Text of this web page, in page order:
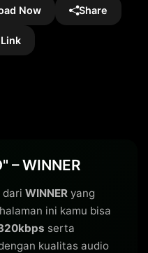
Now Share
– WINNER
dari WINNER yang
ini kamu bisa
serta
kualitas audio